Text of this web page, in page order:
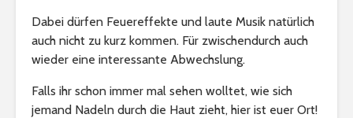
Dabei dürfen Feuereffekte und laute Musik natürlich
auch nicht zu kurz kommen. Für zwischendurch auch
wieder eine interessante Abwechslung.
Falls ihr schon immer mal sehen wolltet, wie sich
jemand Nadeln durch die Haut zieht, hier ist euer Ort!